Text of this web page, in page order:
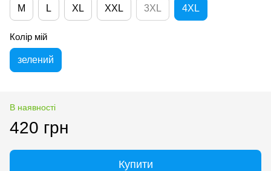
M L XL XXL 3XL 4XL
Колір мій
зелений
В наявності
420 грн
Купити